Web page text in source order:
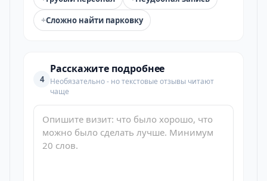
+Сложно найти парковку
4
Расскажите подробнее
Необязательно - но текстовые отзывы читают
чаще